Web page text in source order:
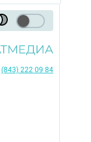
(843) 222 09 84